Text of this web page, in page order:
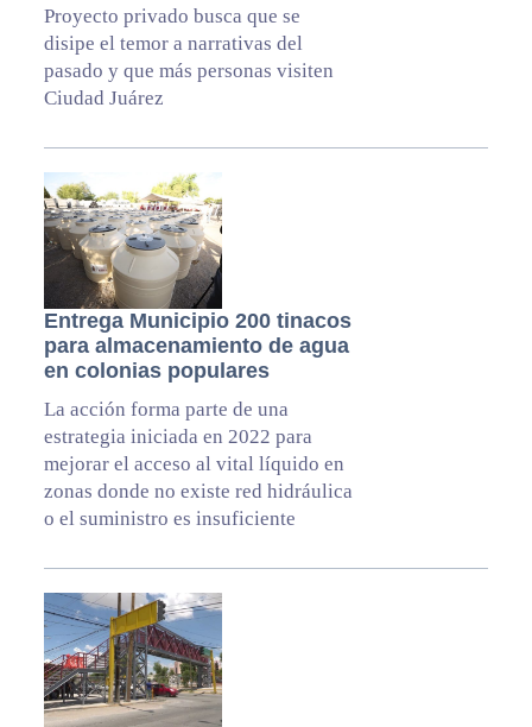
Proyecto privado busca que se
disipe el temor a narrativas del
pasado y que más personas visiten
Ciudad Juárez
Entrega Municipio 200 tinacos
para almacenamiento de agua
en colonias populares
La acción forma parte de una
estrategia iniciada en 2022 para
mejorar el acceso al vital líquido en
zonas donde no existe red hidráulica
o el suministro es insuficiente